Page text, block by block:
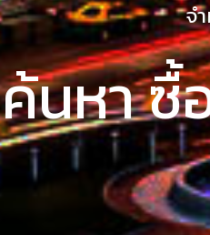
จ
ค้นหา ซื้